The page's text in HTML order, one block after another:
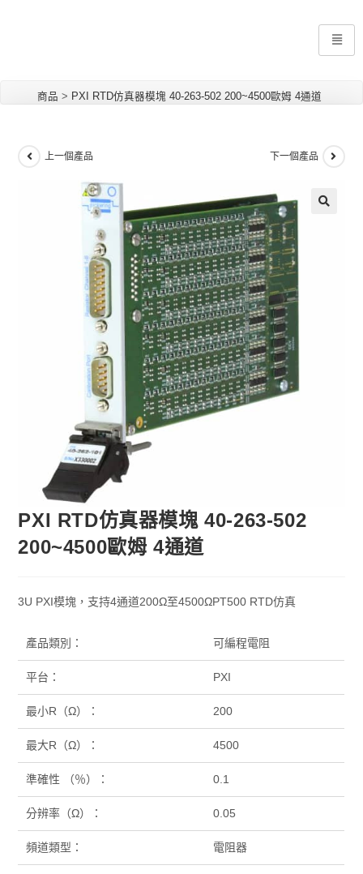
商品 > PXI RTD仿真器模塊 40-263-502 200~4500歐姆 4通道
上一個產品 下一個產品
PXI RTD仿真器模塊 40-263-502
200~4500歐姆 4通道
3U PXI模塊，支持4通道200Ω至4500ΩPT500 RTD仿真
產品類別： 可編程電阻
平台： PXI
最小R（Ω）： 200
最大R（Ω）： 4500
準確性 （％）： 0.1
分辨率（Ω）： 0.05
頻道類型： 電阻器